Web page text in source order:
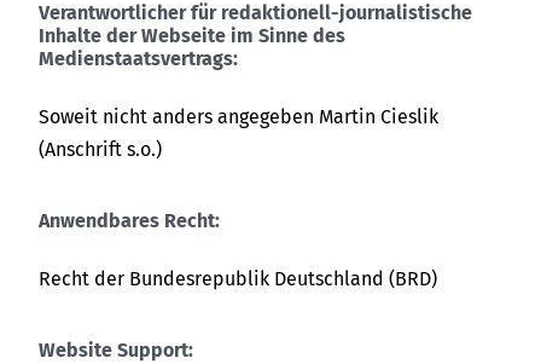
Verantwortlicher für redaktionell-journalistische
Inhalte der Webseite im Sinne des
Medienstaatsvertrags:
Soweit nicht anders angegeben Martin Cieslik
(Anschrift s.o.)
Anwendbares Recht:
Recht der Bundesrepublik Deutschland (BRD)
Website Support: